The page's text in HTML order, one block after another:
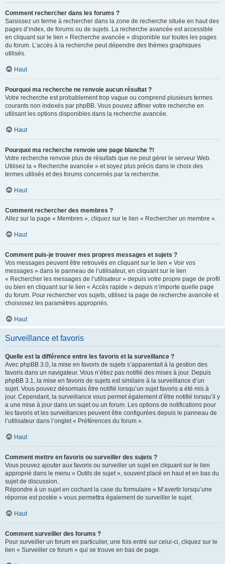
Comment rechercher dans les forums ?
Saisissez un terme à rechercher dans la zone de recherche située en haut des
pages d’index, de forums ou de sujets. La recherche avancée est accessible
en cliquant sur le lien « Recherche avancée » disponible sur toutes les pages
du forum. L’accès à la recherche peut dépendre des thèmes graphiques
utilisés.
Haut
Pourquoi ma recherche ne renvoie aucun résultat ?
Votre recherche est probablement trop vague ou comprend plusieurs termes
courants non indexés par phpBB. Vous pouvez affiner votre recherche en
utilisant les options disponibles dans la recherche avancée.
Haut
Pourquoi ma recherche renvoie une page blanche ?!
Votre recherche renvoie plus de résultats que ne peut gérer le serveur Web.
Utilisez la « Recherche avancée » et soyez plus précis dans le choix des
termes utilisés et des forums concernés par la recherche.
Haut
Comment rechercher des membres ?
Allez sur la page « Membres », cliquez sur le lien « Rechercher un membre ».
Haut
Comment puis-je trouver mes propres messages et sujets ?
Vos messages peuvent être retrouvés en cliquant sur le lien « Voir vos
messages » dans le panneau de l’utilisateur, en cliquant sur le lien
« Rechercher les messages de l’utilisateur » depuis votre propre page de profil
ou bien en cliquant sur le lien « Accès rapide » depuis n’importe quelle page
du forum. Pour rechercher vos sujets, utilisez la page de recherche avancée et
choisissez les paramètres appropriés.
Haut
Surveillance et favoris
Quelle est la différence entre les favoris et la surveillance ?
Avec phpBB 3.0, la mise en favoris de sujets s’apparentait à la gestion des
favoris dans un navigateur. Vous n’étiez pas notifié des mises à jour. Depuis
phpBB 3.1, la mise en favoris de sujets est similaire à la surveillance d’un
sujet. Vous pouvez désormais être notifié lorsqu’un sujet favoris a été mis à
jour. Cependant, la surveillance vous permet également d’être notifié lorsqu’il y
a une mise à jour dans un sujet ou un forum. Les options de notifications pour
les favoris et les surveillances peuvent être configurées depuis le panneau de
l’utilisateur dans l’onglet « Préférences du forum ».
Haut
Comment mettre en favoris ou surveiller des sujets ?
Vous pouvez ajouter aux favoris ou surveiller un sujet en cliquant sur le lien
approprié dans le menu « Outils de sujet », souvent placé en haut et en bas du
sujet de discussion.
Répondre à un sujet en cochant la case du formulaire « M’avertir lorsqu’une
réponse est postée » vous permettra également de surveiller le sujet.
Haut
Comment surveiller des forums ?
Pour surveiller un forum en particulier, une fois entré sur celui-ci, cliquez sur le
lien « Surveiller ce forum » qui se trouve en bas de page.